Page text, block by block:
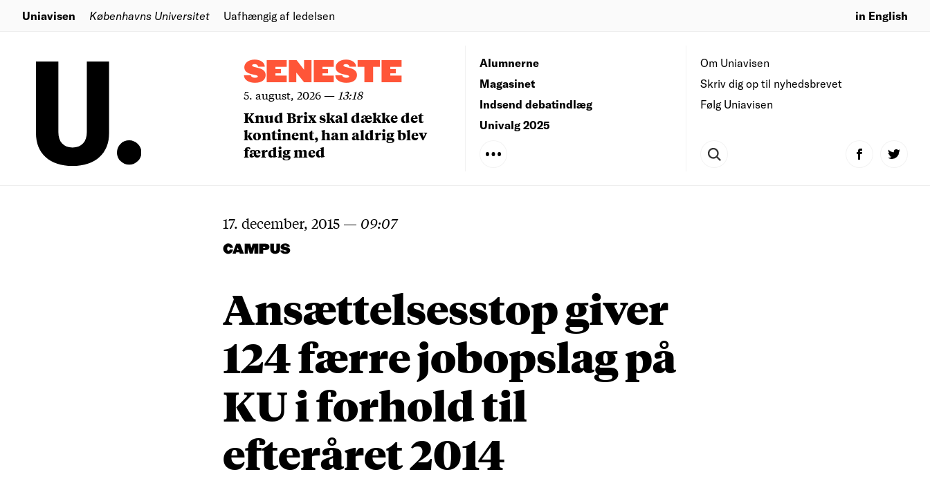
Uniavisen Københavns Universitet Uafhængig af ledelsen in English
SENESTE
5. august, 2026— 13:18
Knud Brix skal dække det
kontinent, han aldrig blev
færdig med
Om Uniavisen
Skriv dig op til nyhedsbrevet
Følg Uniavisen
Alumnerne
Magasinet
Indsend debatindlæg
Univalg 2025
17. december, 2015 — 09:07
CAMPUS
Ansættelsesstop giver
124 færre jobopslag på
KU i forhold til
efteråret 2014